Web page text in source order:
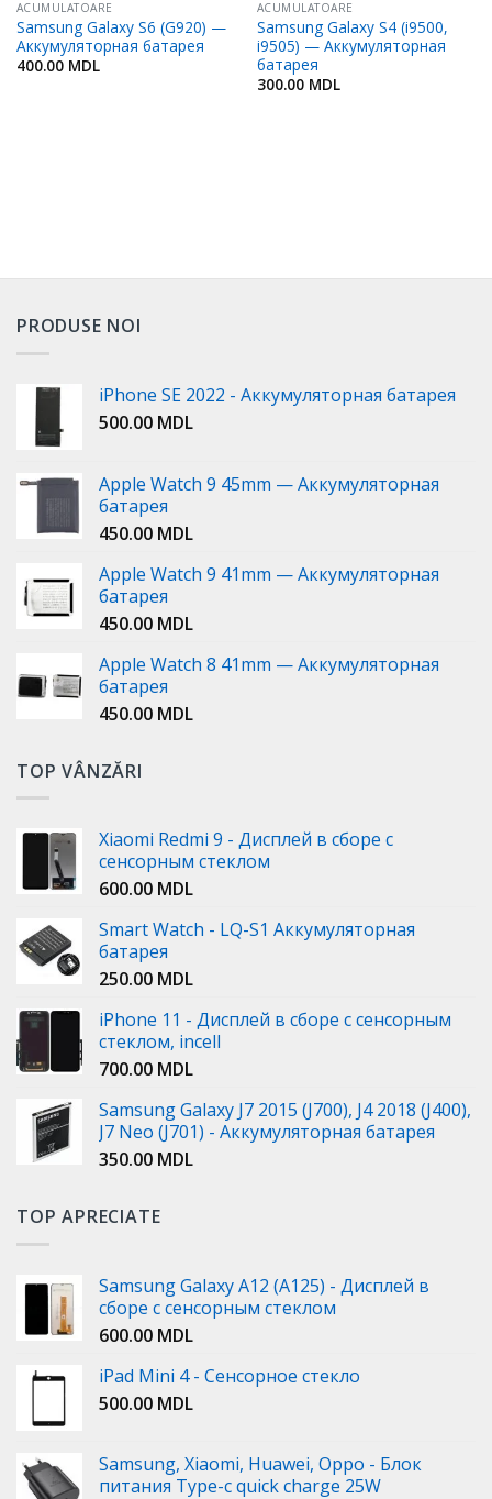
ACUMULATOARE
Samsung Galaxy S6 (G920) —
Аккумуляторная батарея
400.00 MDL
ACUMULATOARE
Samsung Galaxy S4 (i9500,
i9505) — Аккумуляторная
батарея
300.00 MDL
PRODUSE NOI
iPhone SE 2022 - Аккумуляторная батарея
500.00 MDL
Apple Watch 9 45mm — Аккумуляторная
батарея
450.00 MDL
Apple Watch 9 41mm — Аккумуляторная
батарея
450.00 MDL
Apple Watch 8 41mm — Аккумуляторная
батарея
450.00 MDL
TOP VÂNZĂRI
Xiaomi Redmi 9 - Дисплей в сборе с
сенсорным стеклом
600.00 MDL
Smart Watch - LQ-S1 Аккумуляторная
батарея
250.00 MDL
iPhone 11 - Дисплей в сборе с сенсорным
стеклом, incell
700.00 MDL
Samsung Galaxy J7 2015 (J700), J4 2018 (J400),
J7 Neo (J701) - Аккумуляторная батарея
350.00 MDL
TOP APRECIATE
Samsung Galaxy A12 (A125) - Дисплей в
сборе с сенсорным стеклом
600.00 MDL
iPad Mini 4 - Сенсорное стекло
500.00 MDL
Samsung, Xiaomi, Huawei, Oppo - Блок
питания Type-c quick charge 25W